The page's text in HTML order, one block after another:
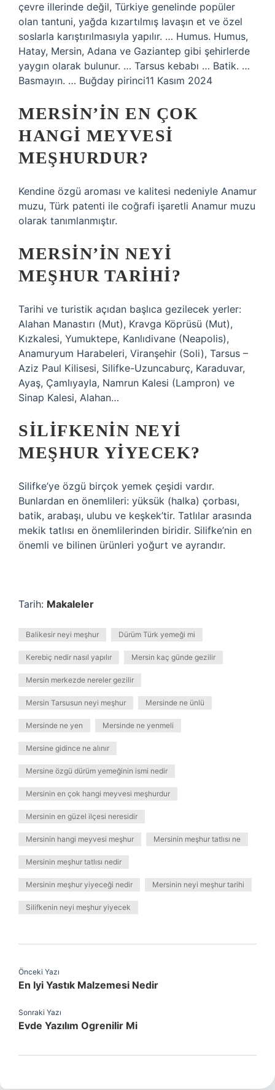
çevre illerinde değil, Türkiye genelinde popüler
olan tantuni, yağda kızartılmış lavaşın et ve özel
soslarla karıştırılmasıyla yapılır. … Humus. Humus,
Hatay, Mersin, Adana ve Gaziantep gibi şehirlerde
yaygın olarak bulunur. … Tarsus kebabı … Batik. …
Basmayın. … Buğday pirinci11 Kasım 2024
MERSIN’IN EN ÇOK
HANGI MEYVESI
MEŞHURDUR?
Kendine özgü aroması ve kalitesi nedeniyle Anamur
muzu, Türk patenti ile coğrafi işaretli Anamur muzu
olarak tanımlanmıştır.
MERSIN’IN NEYI
MEŞHUR TARIHI?
Tarihi ve turistik açıdan başlıca gezilecek yerler:
Alahan Manastırı (Mut), Kravga Köprüsü (Mut),
Kızkalesi, Yumuktepe, Kanlıdivane (Neapolis),
Anamuryum Harabeleri, Viranşehir (Soli), Tarsus –
Aziz Paul Kilisesi, Silifke-Uzuncaburç, Karaduvar,
Ayaş, Çamlıyayla, Namrun Kalesi (Lampron) ve
Sinap Kalesi, Alahan…
SILIFKENIN NEYI
MEŞHUR YIYECEK?
Silifke’ye özgü birçok yemek çeşidi vardır.
Bunlardan en önemlileri: yüksük (halka) çorbası,
batik, arabaşı, ulubu ve keşkek’tir. Tatlılar arasında
mekik tatlısı en önemlilerinden biridir. Silifke’nin en
önemli ve bilinen ürünleri yoğurt ve ayrandır.
Tarih: Makaleler
Balikesir neyi meşhur Dürüm Türk yemeği mi
Kerebiç nedir nasıl yapılır Mersin kaç günde gezilir
Mersin merkezde nereler gezilir
Mersin Tarsusun neyi meşhur Mersinde ne ünlü
Mersinde ne yen Mersinde ne yenmeli
Mersine gidince ne alınır
Mersine özgü dürüm yemeğinin ismi nedir
Mersinin en çok hangi meyvesi meşhurdur
Mersinin en güzel ilçesi neresidir
Mersinin hangi meyvesi meşhur Mersinin meşhur tatlısı ne
Mersinin meşhur tatlısı nedir
Mersinin meşhur yiyeceği nedir Mersinin neyi meşhur tarihi
Silifkenin neyi meşhur yiyecek
Önceki Yazı
En Iyi Yastık Malzemesi Nedir
Sonraki Yazı
Evde Yazılım Ogrenilir Mi